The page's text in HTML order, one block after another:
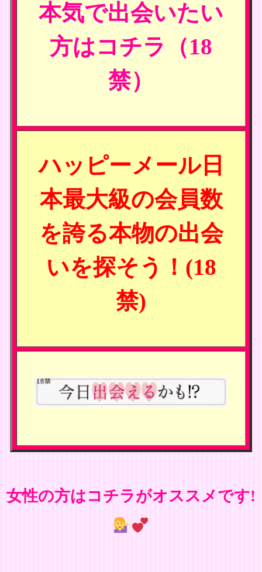
本気で出会いたい
方はコチラ（18
禁）
ハッピーメール日
本最大級の会員数
を誇る本物の出会
いを探そう！(18
禁)
女性の方はコチラがオススメです!